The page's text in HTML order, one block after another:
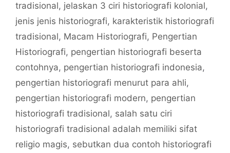
tradisional, jelaskan 3 ciri historiografi kolonial,
jenis jenis historiografi, karakteristik historiografi
tradisional, Macam Historiografi, Pengertian
Historiografi, pengertian historiografi beserta
contohnya, pengertian historiografi indonesia,
pengertian historiografi menurut para ahli,
pengertian historiografi modern, pengertian
historiografi tradisional, salah satu ciri
historiografi tradisional adalah memiliki sifat
religio magis, sebutkan dua contoh historiografi